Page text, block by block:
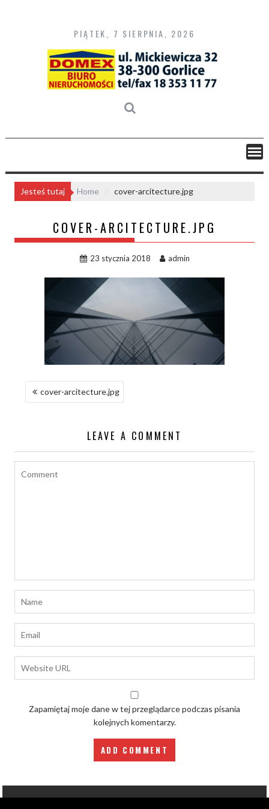
content
PIĄTEK, 7 SIERPNIA, 2026
Jesteś tutaj Home cover-arcitecture.jpg
COVER-ARCITECTURE.JPG
23 stycznia 2018 admin
NAWIGACJA
cover-arcitecture.jpg
LEAVE A COMMENT
Zapamiętaj moje dane w tej przeglądarce podczas pisania
kolejnych komentarzy.